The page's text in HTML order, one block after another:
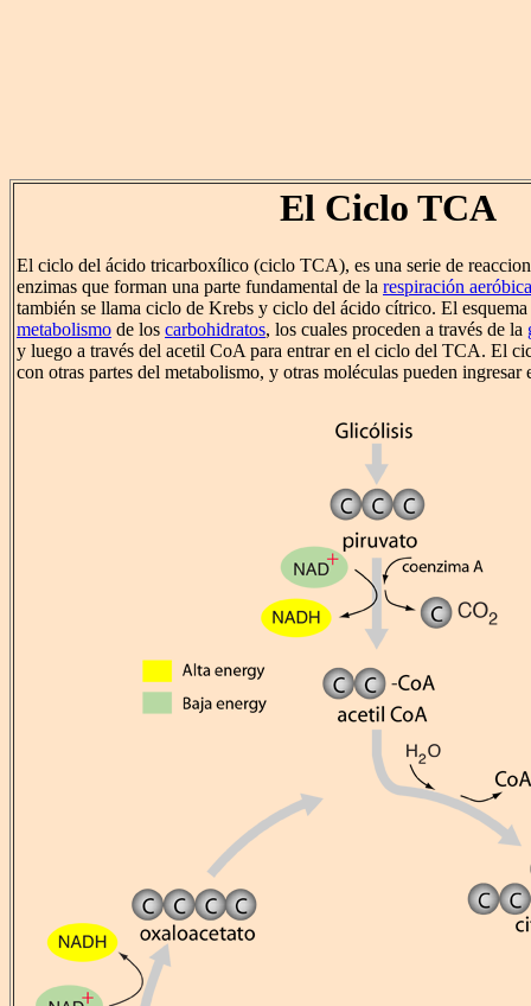
El Ciclo TCA
El ciclo del ácido tricarboxílico (ciclo TCA), es una serie de
enzimas que forman una parte fundamental de la respiración aeróbica
también se llama ciclo de Krebs y ciclo del ácido cítrico. El
metabolismo de los carbohidratos, los cuales proceden a través de la
y luego a través del acetil CoA para entrar en el ciclo del TCA. El
con otras partes del metabolismo, y otras moléculas pueden ingresar